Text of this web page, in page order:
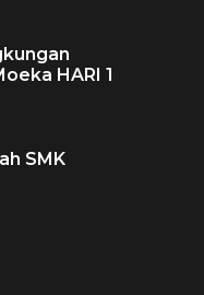
HARI 1
SMK